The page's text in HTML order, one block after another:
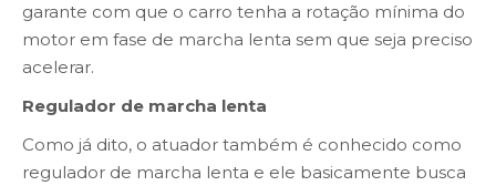
garante com que o carro tenha a rotação mínima do
motor em fase de marcha lenta sem que seja preciso
acelerar.
Regulador de marcha lenta
Como já dito, o atuador também é conhecido como
regulador de marcha lenta e ele basicamente busca